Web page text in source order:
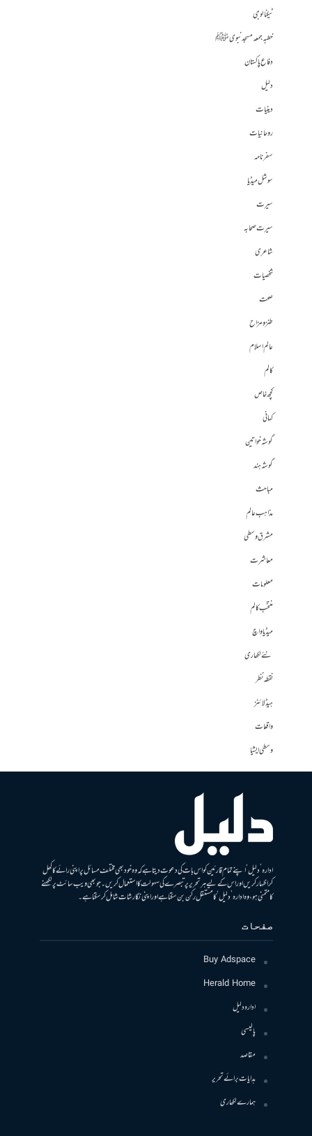
ٹیکنالوجی
خطبہ جمعہ مسجد نبوی ﷺ
دفاع پاکستان
دلیل
دینیات
روحانیات
سفرنامہ
سوشل میڈیا
سیرت
سیرت صحابہ
شاعری
شخصیات
صحت
طنز و مزاح
عالم اسلام
کالم
کچھ خاص
کہانی
گوشہ خواتین
گوشہ ہند
مباحث
مذاہب عالم
مشرق وسطی
معاشرت
معلومات
منتخب کالم
میڈیا واچ
نئے لکھاری
نقطہ نظر
ہیڈلائنز
واقعات
وسطی ایشیا
ادارہ ’دلیل‘ اپنے تمام قارئین کو اس بات کی دعوت دیتا ہے کہ وہ خود بھی مختلف مسائل پر اپنی رائے کا کھل
کر اظہار کریں اور اس کے لیے ہر تحریر پر تبصرے کی سہولت کا استعمال کریں۔ جو بھی ویب سائٹ پر لکھنے
کا متمنی ہو، وہ ادارہ ’دلیل‘ کا مستقل رکن بن سکتا ہے اور اپنی نگارشات شامل کرسکتا ہے۔
صفحات
Buy Adspace
Herald Home
ادارہ دلیل
پالیسی
مقاصد
ہدایات برائے تحریر
ہمارے لکھاری